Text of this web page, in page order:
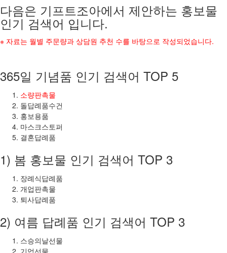
다음은 기프트조아에서 제안하는 홍보물
인기 검색어 입니다.
※ 자료는 월별 주문량과 상담원 추천 수를 바탕으로 작성되었습니다.
365일 기념품 인기 검색어 TOP 5
소량판촉물
돌답례품수건
홍보용품
마스크스토퍼
결혼답례품
1) 봄 홍보물 인기 검색어 TOP 3
장례식답례품
개업판촉물
퇴사답례품
2) 여름 답례품 인기 검색어 TOP 3
스승의날선물
기업선물